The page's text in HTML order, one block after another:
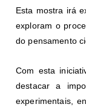
Esta mostra irá
exploram o
do pensamento
Com esta
destacar a
experimentais,